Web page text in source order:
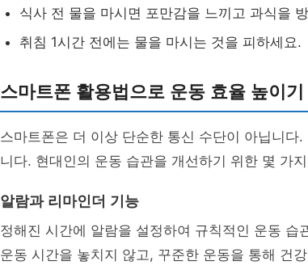
식사 전 물을 마시면 포만감을 느끼고 과식을
취침 1시간 전에는 물을 마시는 것을 피하세요.
스마트폰 활용법으로 운동 효율 높이기
스마트폰은 더 이상 단순한 통신 수단이 아닙니다.
니다. 현대인의 운동 습관을 개선하기 위한 몇 가
알람과 리마인더 기능
정해진 시간에 알람을 설정하여 규칙적인 운동 습
운동 시간을 놓치지 않고, 꾸준한 운동을 통해 건